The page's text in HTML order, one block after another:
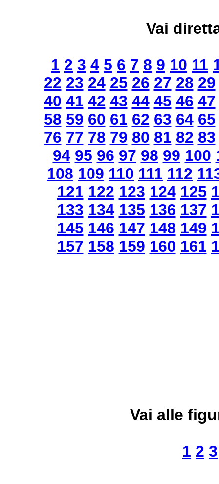
Vai
1 2 3 4 5 6 7 8 9 10 11
22 23 24 25 26 27 28 29
40 41 42 43 44 45 46 47
58 59 60 61 62 63 64 65
76 77 78 79 80 81 82 83
94 95 96 97 98 99 100
108 109 110 111 112
121 122 123 124 125
133 134 135 136 137
145 146 147 148 149
157 158 159 160 161
Vai alle
1 2 3